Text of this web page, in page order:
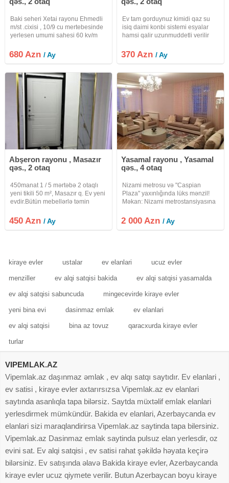
Baki seheri Xetai rayonu Ehmedli
m/st .cixisi , 10/9 cu mertebesinde
yerlesen umumi sahesi 60 kv/m
Təmirli, Qaz, Su, İşıq, Telefon,
Kabel TV, Lift, Seyf Qapı, PVC
680 Azn/ Ay
Ev tam gorduynuz kimidi qaz su
isiq daimi konbi sistemi esyalar
hamsi qalir uzunmuddetli verilir
370 Azn/ Ay
Abşeron rayonu , Masazır
qəs., 2 otaq
450manat 1 / 5 mərtəbə 2 otaqlı
yeni tikili 50 m², Masazır q. Ev yeni
evdir.Bütün mebellərlə təmin
gedən maşurut keçir.Rahat yerdə
yerləşir.Sakit yerdir.Ev normal
450 Azn/ Ay
Yasamal rayonu , Yasamal
qəs., 4 otaq
Nizami metrosu və "Caspian
Plaza" yaxınlığında lüks mənzil!
Məkan: Nizami metrostansiyasına
dəqiqəlik piyada məsafədə.
Şəhərin mərkəzi, təhlükəsiz və
2 000 Azn/ Ay
kiraye evler ustalar ev elanlari ucuz evler
menziller ev alqi satqisi bakida ev alqi satqisi yasamalda
ev alqi satqisi sabuncuda mingecevirde kiraye evler
yeni bina evi dasinmaz emlak ev elanlari
ev alqi satqisi bina az tovuz qaracxurda kiraye evler
turlar
VIPEMLAK.AZ
Vipemlak.az daşınmaz əmlak , ev alqı satqı saytıdır. Ev elanlari ,
ev satisi , kiraye evler axtarırsızsa Vipemlak.az ev elanlari
saytında asanlıqla tapa bilərsiz. Saytda müxtəlif emlak elanlari
yerlesdirmek mümkündür. Bakida ev elanlari, Azerbaycanda ev
elanlari sizi maraqlandirirsa Vipemlak.az saytinda tapa bilersiniz.
Vipemlak.az Dasinmaz emlak saytinda pulsuz elan yerlesdir, oz
evini sat. Ev alqi satqisi , ev satisi rahat şəkildə həyata keçirə
bilərsiniz. Ev satışında əlavə Bakida kiraye evler, Azerbaycanda
kiraye evler ucuz qiymete verilir. Butun Azerbaycan boyu kiraye